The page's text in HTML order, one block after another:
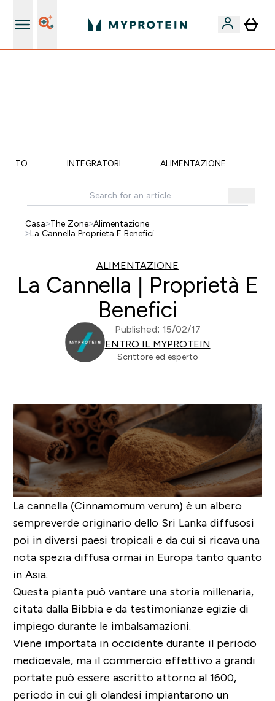
INTEGRATORI ALIMENTAZIONE
Casa>The Zone>Alimentazione
>La Cannella Proprieta E Benefici
ALIMENTAZIONE
La Cannella | Proprietà E
Benefici
Published: 15/02/17
ENTRO IL MYPROTEIN
Scrittore ed esperto
La cannella (Cinnamomum verum) è un albero
sempreverde originario dello Sri Lanka diffusosi
poi in diversi paesi tropicali e da cui si ricava una
nota spezia diffusa ormai in Europa tanto quanto
in Asia.
Questa pianta può vantare una storia millenaria,
citata dalla Bibbia e da testimonianze egizie di
impiego durante le imbalsamazioni.
Viene importata in occidente durante il periodo
medioevale, ma il commercio effettivo a grandi
portate può essere ascritto attorno al 1600,
periodo in cui gli olandesi impiantarono un